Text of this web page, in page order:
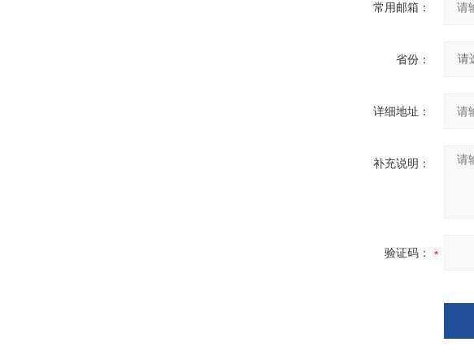
常用邮箱：
省份：
详细地址：
补充说明：
验证码：